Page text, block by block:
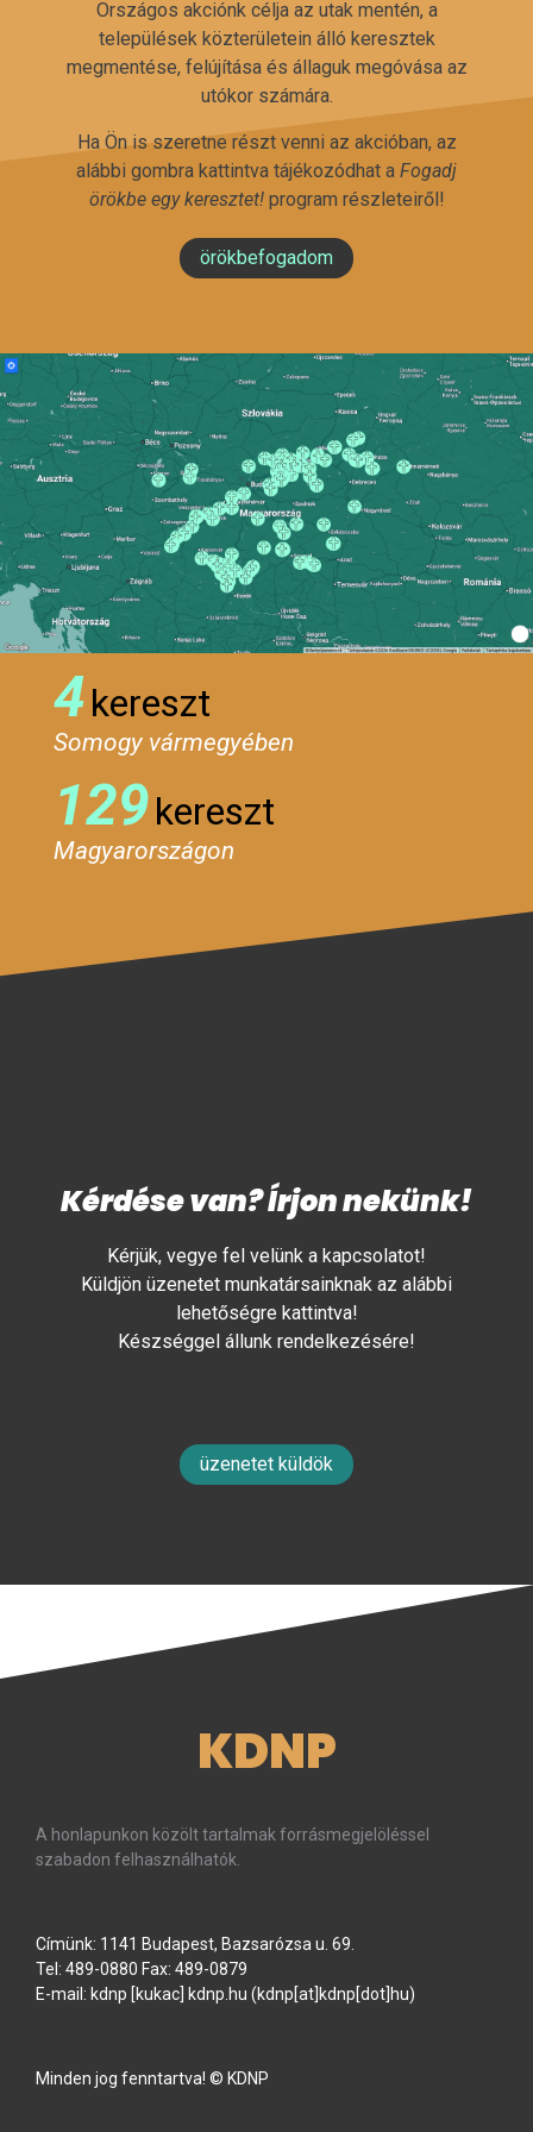
Országos akciónk célja az utak mentén, a
települések közterületein álló keresztek
megmentése, felújítása és állaguk megóvása az
utókor számára.
Ha Ön is szeretne részt venni az akcióban, az
alábbi gombra kattintva tájékozódhat a Fogadj
örökbe egy keresztet!program részleteiről!
örökbefogadom
4kereszt
Somogy vármegyében
129kereszt
Magyarországon
Kérdése van? Írjon nekünk!
Kérjük, vegye fel velünk a kapcsolatot!
Küldjön üzenetet munkatársainknak az alábbi
lehetőségre kattintva!
Készséggel állunk rendelkezésére!
üzenetet küldök
KDNP
A honlapunkon közölt tartalmak forrásmegjelöléssel
szabadon felhasználhatók.
Címünk: 1141 Budapest, Bazsarózsa u. 69.
Tel: 489-0880 Fax: 489-0879
E-mail: kdnp [kukac] kdnp hu (kdnp[at]kdnp[dot]hu)
Minden jog fenntartva! © KDNP